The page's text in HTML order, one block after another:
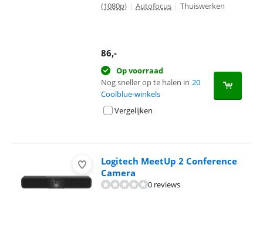
(1080p) | Autofocus | Thuiswerken
86,-
Op voorraad
Nog sneller op te halen in 20
Coolblue-winkels
Vergelijken
Logitech MeetUp 2 Conference
Camera
0 reviews